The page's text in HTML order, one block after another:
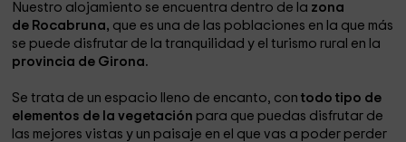
Nuestro alojamiento se encuentra dentro de la zona
de Rocabruna, que es una de las poblaciones en la que más
se puede disfrutar de la tranquilidad y el turismo rural en la
provincia de Girona.
Se trata de un espacio lleno de encanto, con todo tipo de
elementos de la vegetación para que puedas disfrutar de
las mejores vistas y un paisaje en el que vas a poder perder